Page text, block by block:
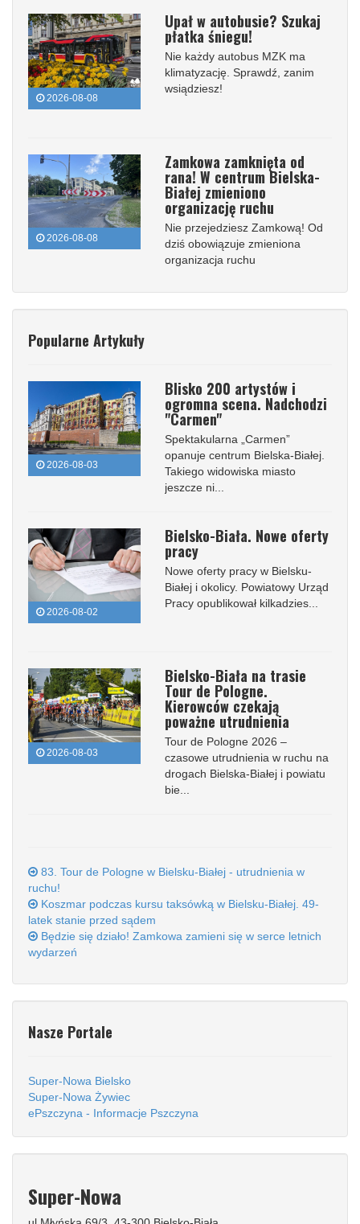
2026-08-08
Upał w autobusie? Szukaj
płatka śniegu!
Nie każdy autobus MZK ma
klimatyzację. Sprawdź, zanim
wsiądziesz!
2026-08-08
Zamkowa zamknięta od
rana! W centrum Bielska-
Białej zmieniono
organizację ruchu
Nie przejedziesz Zamkową! Od
dziś obowiązuje zmieniona
organizacja ruchu
Popularne Artykuły
2026-08-03
Blisko 200 artystów i
ogromna scena. Nadchodzi
"Carmen"
Spektakularna „Carmen”
opanuje centrum Bielska-Białej.
Takiego widowiska miasto
jeszcze ni...
2026-08-02
Bielsko-Biała. Nowe oferty
pracy
Nowe oferty pracy w Bielsku-
Białej i okolicy. Powiatowy Urząd
Pracy opublikował kilkadzies...
2026-08-03
Bielsko-Biała na trasie
Tour de Pologne.
Kierowców czekają
poważne utrudnienia
Tour de Pologne 2026 –
czasowe utrudnienia w ruchu na
drogach Bielska-Białej i powiatu
bie...
83. Tour de Pologne w Bielsku-Białej - utrudnienia w
ruchu!
Koszmar podczas kursu taksówką w Bielsku-Białej. 49-
latek stanie przed sądem
Będzie się działo! Zamkowa zamieni się w serce letnich
wydarzeń
Nasze Portale
Super-Nowa Bielsko
Super-Nowa Żywiec
ePszczyna - Informacje Pszczyna
Super-Nowa